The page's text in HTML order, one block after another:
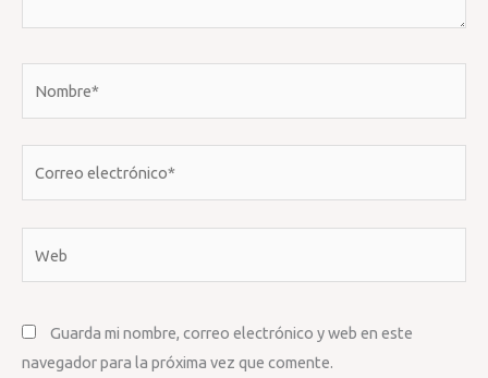
Guarda mi nombre, correo electrónico y web en este
navegador para la próxima vez que comente.